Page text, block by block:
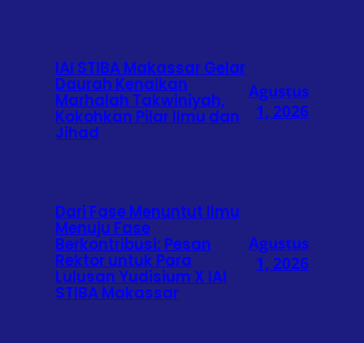
IAI STIBA Makassar Gelar
Daurah Kenaikan
Marhalah Takwiniyah,
Kokohkan Pilar Ilmu dan
Jihad
Agustus
1, 2026
Dari Fase Menuntut Ilmu
Menuju Fase
Berkontribusi: Pesan
Rektor untuk Para
Lulusan Yudisium X IAI
STIBA Makassar
Agustus
1, 2026